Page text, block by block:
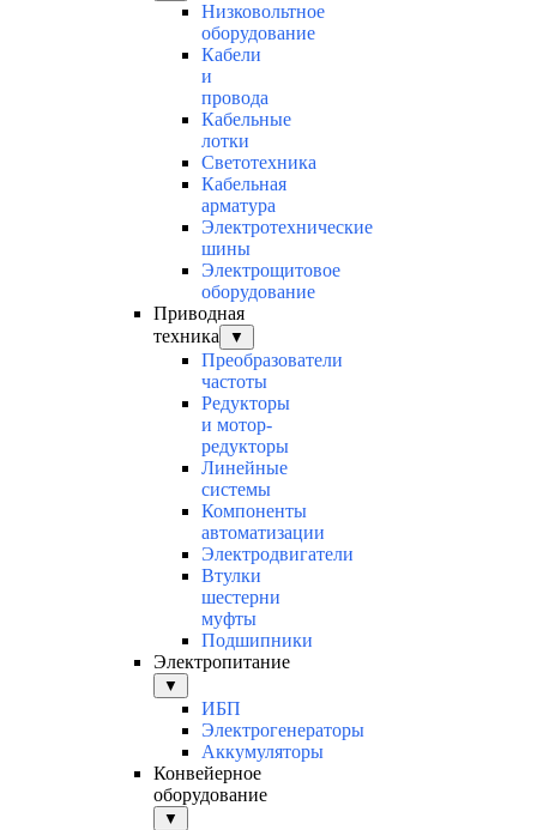
Низковольтное
оборудование
Кабели
и
провода
Кабельные
лотки
Светотехника
Кабельная
арматура
Электротехнические
шины
Электрощитовое
оборудование
Приводная
техника
▼
Преобразователи
частоты
Редукторы
и мотор-
редукторы
Линейные
системы
Компоненты
автоматизации
Электродвигатели
Втулки
шестерни
муфты
Подшипники
Электропитание
▼
ИБП
Электрогенераторы
Аккумуляторы
Конвейерное
оборудование
▼